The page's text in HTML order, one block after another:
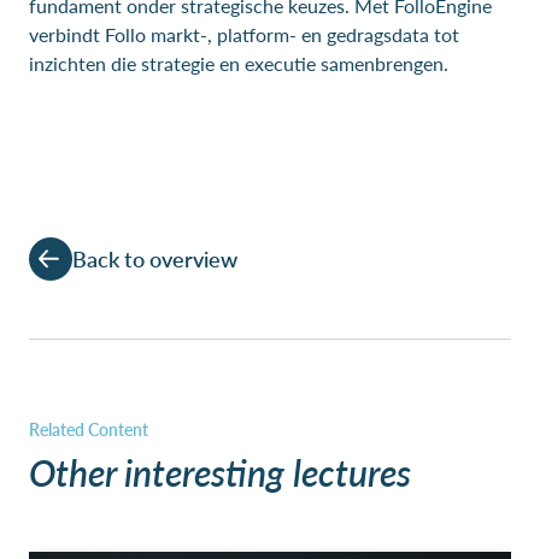
verbindt Follo markt-, platform- en gedragsdata tot
inzichten die strategie en executie samenbrengen.
Back to overview
Other interesting lectures